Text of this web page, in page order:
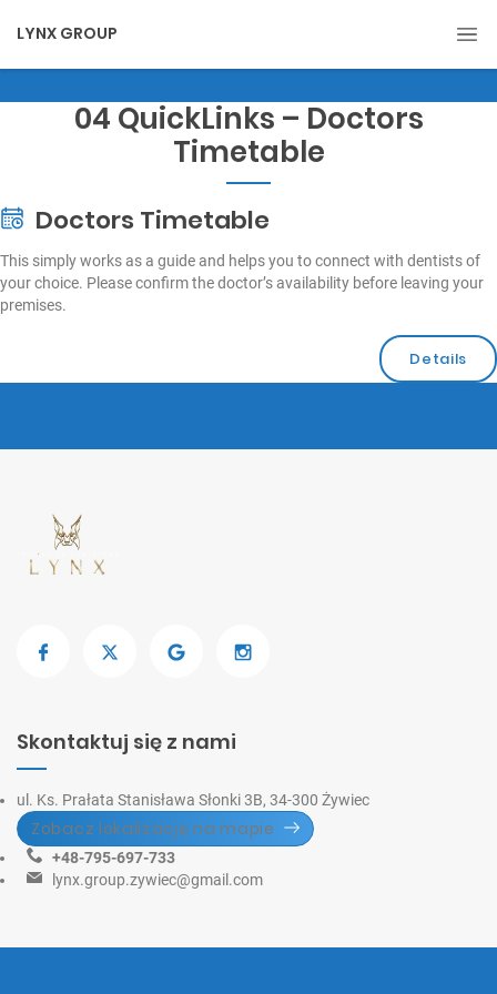
LYNX GROUP
04 QuickLinks – Doctors
Timetable
Doctors Timetable
This simply works as a guide and helps you to connect with dentists of
your choice. Please confirm the doctor’s availability before leaving your
premises.
Details
Skontaktuj się z nami
ul. Ks. Prałata Stanisława Słonki 3B, 34-300 Żywiec
Zobacz lokalizację na mapie
+48-795-697-733
lynx.group.zywiec@gmail.com